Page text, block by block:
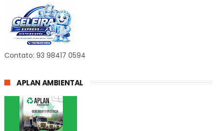
Contato: 93 98417 0594
APLAN AMBIENTAL